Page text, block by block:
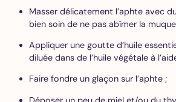
Masser délicatement l’aphte avec
bien soin de ne pas abîmer la
Appliquer une goutte d’huile
diluée dans de l’huile végétale à
Faire fondre un glaçon sur l’aphte ;